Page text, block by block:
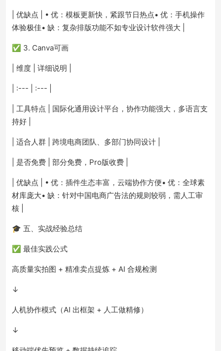
| 优缺点 | • 优：模板更新快，紧跟节日热点• 优：手机操作
体验极佳• 缺：复杂排版功能不如专业设计软件强大 |
✅ 3. Canva可画
| 维度 | 详细说明 |
| :--- | :--- |
| 工具特点 | 国际化通用设计平台，协作功能强大，多语言支
持好 |
| 适合人群 | 跨境电商团队、多部门协同设计 |
| 是否免费 | 部分免费，Pro版收费 |
| 优缺点 | • 优：插件生态丰富，云端协作方便• 优：全球素
材库庞大• 缺：针对中国电商广告法的规则较弱，需人工审
核 |
🎓 五、实战经验总结
✅ 最佳实践公式
高质量实拍图 + 精准卖点提炼 + AI 合规检测
↓
人机协作模式（AI 出框架 + 人工做精修）
↓